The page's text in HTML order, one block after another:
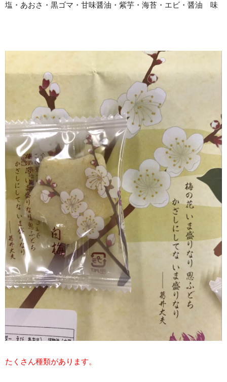
塩・あおさ・黒ゴマ・甘味醤油・紫芋・海苔・エビ・醤油 味
たくさん種類があります。